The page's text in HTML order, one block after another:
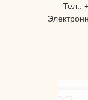
Тел.: